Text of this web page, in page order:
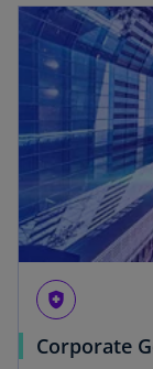
health_and_safety
Corporate